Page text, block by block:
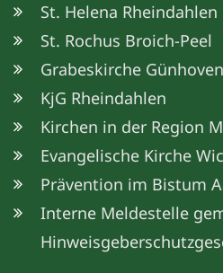
St. Helena Rheindahlen
St. Rochus Broich-Peel
Grabeskirche Günhoven
KjG Rheindahlen
Kirchen in der Region
Evangelische Kirche
Prävention im Bistum
Interne Meldestelle